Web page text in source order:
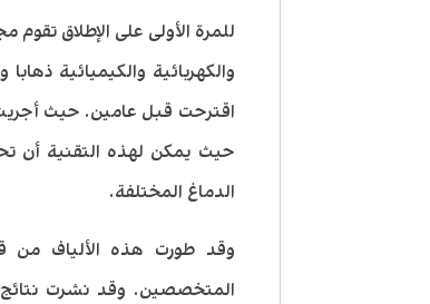
للمرة الأولى على الإطلاق
والكهربائية والكيميائية
اقترحت قبل عامين. حيث أجريت
حيث يمكن لهذه التقنية أن
الدماغ المختلفة.
وقد طورت هذه الألياف من